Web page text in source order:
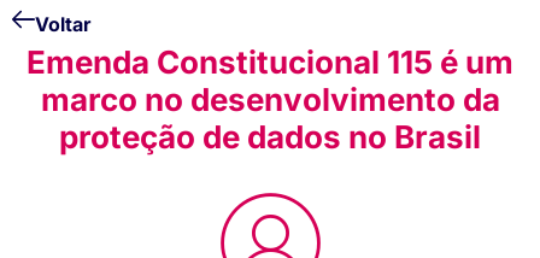
Voltar
Emenda Constitucional 115 é um
marco no desenvolvimento da
proteção de dados no Brasil